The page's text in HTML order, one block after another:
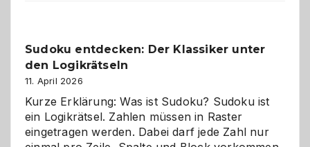
Sudoku entdecken: Der Klassiker unter
den Logikrätseln
11. April 2026
Kurze Erklärung: Was ist Sudoku? Sudoku ist
ein Logikrätsel. Zahlen müssen in Raster
eingetragen werden. Dabei darf jede Zahl nur